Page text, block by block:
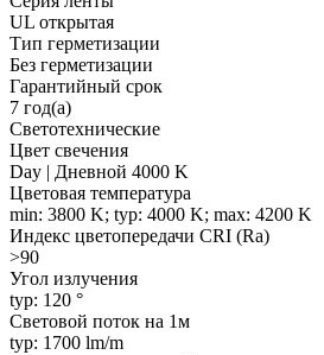
UL открытая
Тип герметизации
Без герметизации
Гарантийный срок
7 год(а)
Светотехнические
Цвет свечения
Day | Дневной 4000 K
Цветовая температура
min: 3800 K; typ: 4000 K; max: 4200 K
Индекс цветопередачи CRI (Ra)
>90
Угол излучения
typ: 120 °
Световой поток на 1м
typ: 1700 lm/m